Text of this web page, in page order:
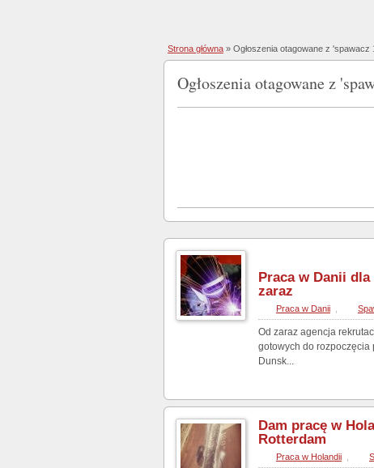
Strona główna » Ogłoszenia otagowane z 'spawacz
Ogłoszenia otagowane z
Praca w Danii dla
zaraz
Praca w Danii
Od zaraz agencja
gotowych do rozpoczęcia
Dunsk...
Dam pracę w
Rotterdam
Praca w Holandii